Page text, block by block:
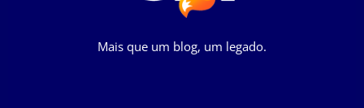
Mais que um blog, um legado.